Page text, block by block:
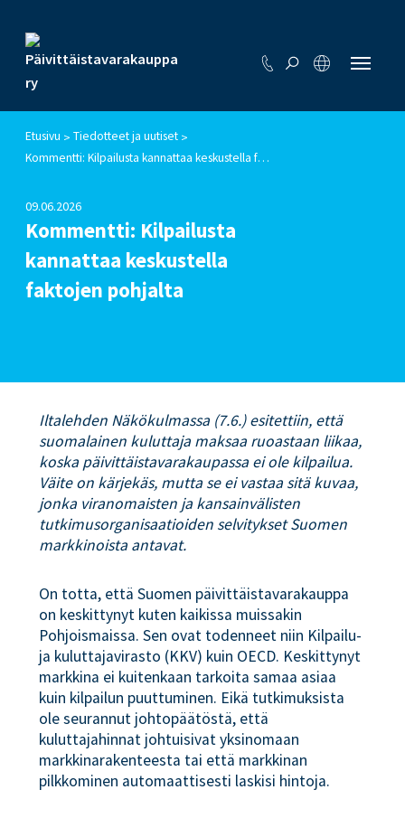
Etusivu > Tiedotteet ja uutiset >
Kommentti: Kilpailusta kannattaa keskustella faktojen pohjalta
09.06.2026
Kommentti: Kilpailusta
kannattaa keskustella
faktojen pohjalta
Iltalehden Näkökulmassa (7.6.) esitettiin, että
suomalainen kuluttaja maksaa ruoastaan liikaa,
koska päivittäistavarakaupassa ei ole kilpailua.
Väite on kärjekäs, mutta se ei vastaa sitä kuvaa,
jonka viranomaisten ja kansainvälisten
tutkimusorganisaatioiden selvitykset Suomen
markkinoista antavat.
On totta, että Suomen päivittäistavarakauppa
on keskittynyt kuten kaikissa muissakin
Pohjoismaissa. Sen ovat todenneet niin Kilpailu-
ja kuluttajavirasto (KKV) kuin OECD. Keskittynyt
markkina ei kuitenkaan tarkoita samaa asiaa
kuin kilpailun puuttuminen. Eikä tutkimuksista
ole seurannut johtopäätöstä, että
kuluttajahinnat johtuisivat yksinomaan
markkinarakenteesta tai että markkinan
pilkkominen automaattisesti laskisi hintoja.